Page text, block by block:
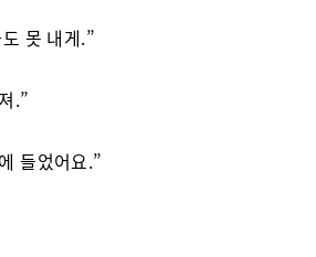
못 내게.”
.”
들었어요.”